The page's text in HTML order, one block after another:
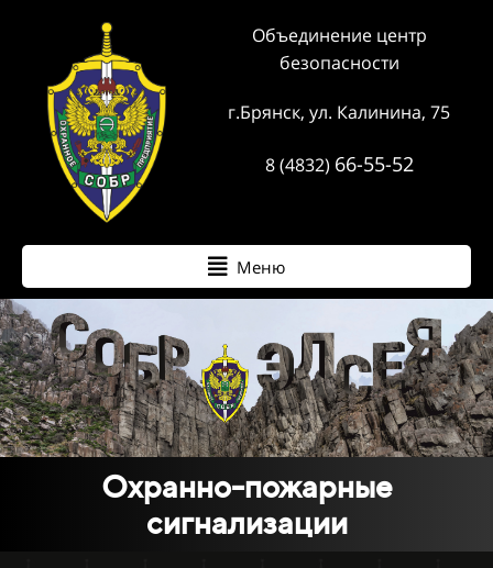
Объединение центр
безопасности
г.Брянск, ул. Калинина, 75
8 (4832) 66-55-52
Меню
Охранно-пожарные
сигнализации